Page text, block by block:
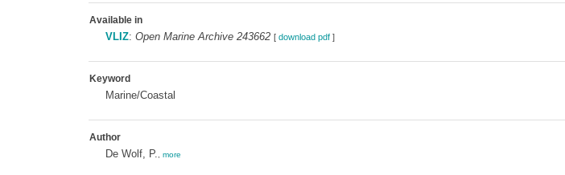
Available in
VLIZ: Open Marine Archive 243662 [ download pdf]
Keyword
Marine/Coastal
Author
De Wolf, P. more